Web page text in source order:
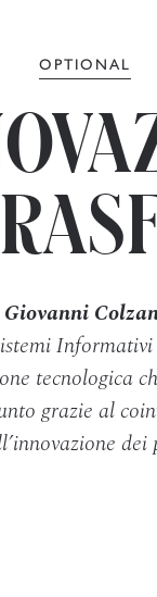
OPTIONAL
Giovanni
tecnologica
grazie al
dei